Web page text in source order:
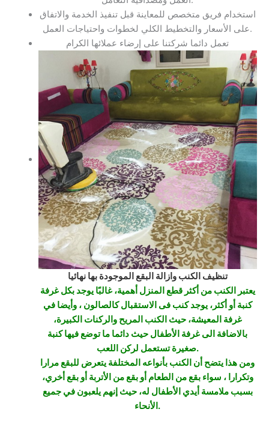
استخدام فريق متخصص للمعاينة قبل تنفيذ الخدمة والاتفاق
على الأسعار والتخطيط الكلي لخطوات واحتياجات العمل.
تعمل دائما شركتنا على إرضاء عملائها الكرام
تنظيف الكنب وازالة البقع الموجودة بها نهائيا
يعتبر الكنب من أكثر قطع المنزل أهمية، غالبًا يوجد بكل غرفة
كنبة أو أكثر، يوجد كنب فى الاستقبال كالصالون ، وأيضا في
غرفة المعيشة، حيث الكنب المريح والركنات الكبيرة،
بالاضافة الى غرفة الأطفال حيث دائما ما توضع فيها كنبة
صغيرة تستعمل لركن اللعب.
ومن هذا يتضح أن الكنب بأنواعه المختلفة يتعرض للبقع مرارا
وتكرارا ، سواء بقع من الطعام أو بقع من الأتربة أو بقع أخري،
بسبب ملامسة أيدي الأطفال له، حيث إنهم يلعبون في جميع
الأنحاء.